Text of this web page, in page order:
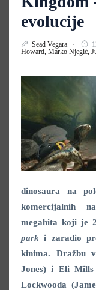
evolucije
Sead Vegara
Howard, Marko Njegić,
dinosaura na
komercijalnih
megahita koji je
park i zaradio
kinima. Dražbu
Jones) i Eli Mills
Lockwooda